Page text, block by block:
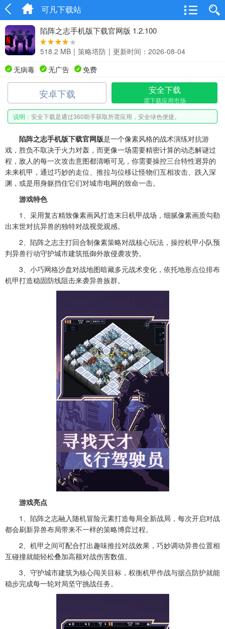
可凡下载站
陷阵之志手机版下载官网版 1.2.100
518.2 MB | 策略塔防 | 更新时间：2026-08-04
无病毒
无广告 免费
安卓下载 安全下载
需下载应用市场
说明： 安全下载是通过360助手获取所需应用，安全绿色便捷。
陷阵之志手机版下载官网版是一个像素风格的战术演练对抗游
戏，胜负不取决于火力对轰，而更像一场需要精密计算的动态解谜过
程，敌人的每一次攻击意图都清晰可见，你需要操控三台特性迥异的
未来机甲，通过巧妙的走位、推拉与位移让怪物们互相攻击、跌入深
渊，或是用身躯挡住它们对城市电网的致命一击。
游戏特色
1、采用复古精致像素画风打造末日机甲战场，细腻像素画质勾勒
出末世对抗异兽的独特对战视觉观感。
2、陷阵之志主打回合制像素策略对战核心玩法，操控机甲小队预
判异兽行动守护城市建筑抵御外敌侵袭攻势。
3、小巧网格沙盘对战地图暗藏多元战术变化，依托地形点位排布
机甲打造稳固防线阻击来袭异兽族群。
游戏亮点
1、陷阵之志融入随机冒险元素打造每局全新战局，每次开启对战
都会刷新异兽布局带来不一样的策略博弈过程。
2、机甲之间可配合打出趣味推拉对战效果，巧妙调动异兽位置相
互碰撞就能轻松叠加高额对战伤害数值。
3、守护城市建筑为核心闯关目标，权衡机甲作战与据点防护就能
稳步完成每一轮对局坚守挑战任务。